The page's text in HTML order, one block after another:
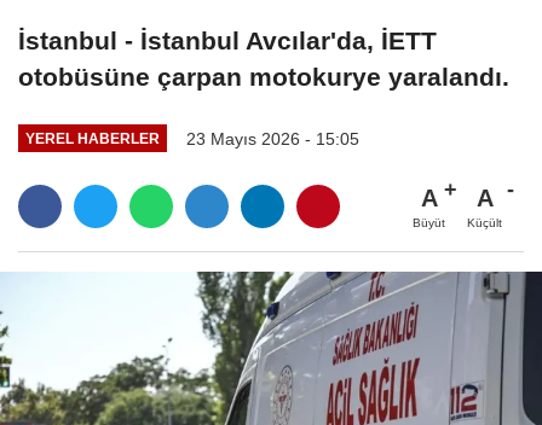
İstanbul - İstanbul Avcılar'da, İETT
otobüsüne çarpan motokurye yaralandı.
YEREL HABERLER 23 Mayıs 2026 - 15:05
A
Büyüt
A
Küçült